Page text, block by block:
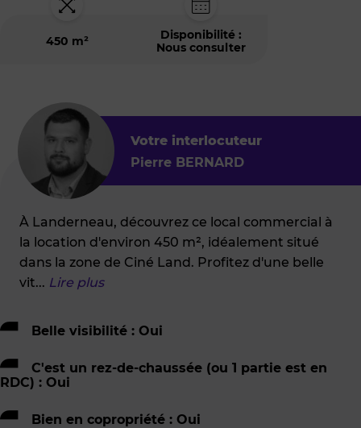
450 m²
Disponibilité :
Nous consulter
Votre interlocuteur
Pierre BERNARD
À Landerneau, découvrez ce local commercial à
la location d'environ 450 m², idéalement situé
dans la zone de Ciné Land. Profitez d'une belle
vit... Lire plus
Belle visibilité : Oui
C'est un rez-de-chaussée (ou 1 partie est en
RDC) : Oui
Bien en copropriété : Oui